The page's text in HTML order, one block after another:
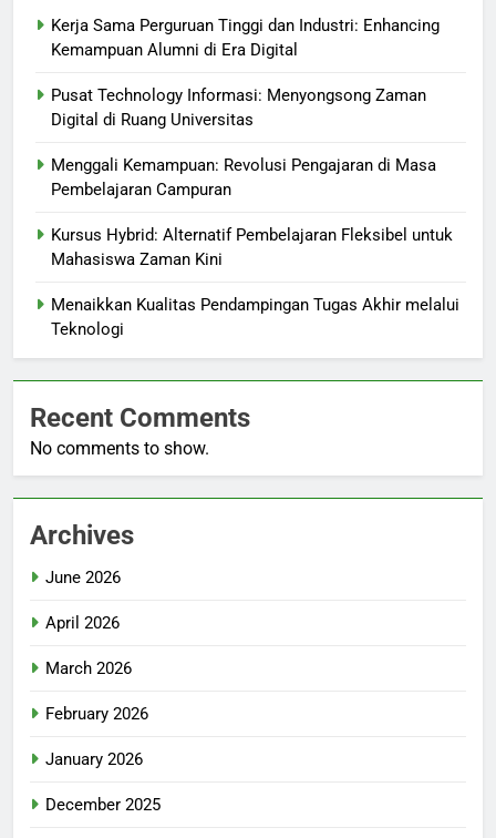
Kerja Sama Perguruan Tinggi dan Industri: Enhancing
Kemampuan Alumni di Era Digital
Pusat Technology Informasi: Menyongsong Zaman
Digital di Ruang Universitas
Menggali Kemampuan: Revolusi Pengajaran di Masa
Pembelajaran Campuran
Kursus Hybrid: Alternatif Pembelajaran Fleksibel untuk
Mahasiswa Zaman Kini
Menaikkan Kualitas Pendampingan Tugas Akhir melalui
Teknologi
Recent Comments
No comments to show.
Archives
June 2026
April 2026
March 2026
February 2026
January 2026
December 2025